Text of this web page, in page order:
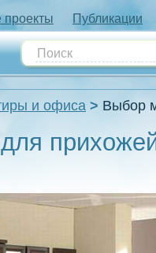
проекты Публикации
и офиса Выбор